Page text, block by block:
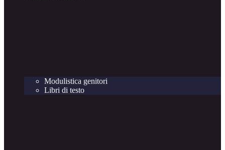
Modulistica genitori
Libri di testo